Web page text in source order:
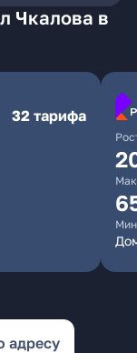
Чкалова в
32 тарифа
адресу